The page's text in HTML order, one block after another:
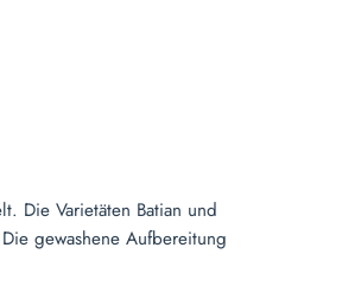
Die Varietäten Batian und
gewashene Aufbereitung